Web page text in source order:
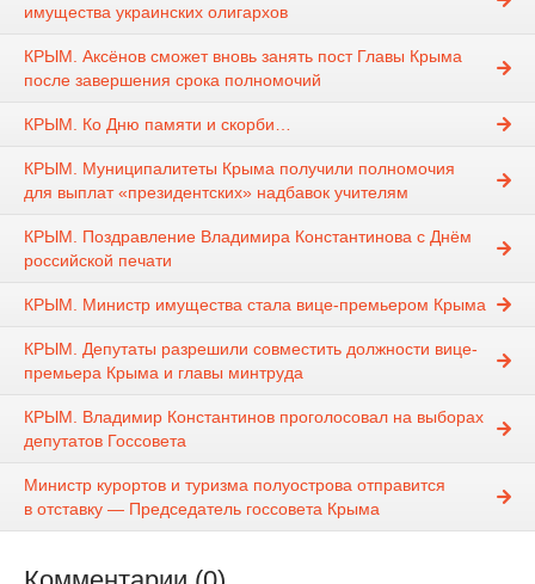
имущества украинских олигархов
КРЫМ. Аксёнов сможет вновь занять пост Главы Крыма
после завершения срока полномочий
КРЫМ. Ко Дню памяти и скорби…
КРЫМ. Муниципалитеты Крыма получили полномочия
для выплат «президентских» надбавок учителям
КРЫМ. Поздравление Владимира Константинова с Днём
российской печати
КРЫМ. Министр имущества стала вице-премьером Крыма
КРЫМ. Депутаты разрешили совместить должности вице-
премьера Крыма и главы минтруда
КРЫМ. Владимир Константинов проголосовал на выборах
депутатов Госсовета
Министр курортов и туризма полуострова отправится
в отставку — Председатель госсовета Крыма